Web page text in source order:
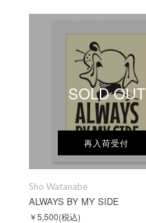
SOLD OUT
再入荷受付
Sho Watanabe
ALWAYS BY MY SIDE
￥5,500(税込)